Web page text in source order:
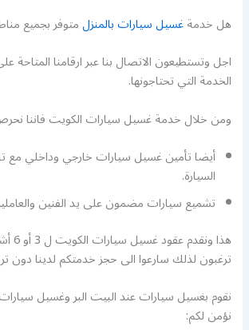
هل خدمةغسيل سيارات بالمنزلمتوفر بجميع
اجل وتستطيعون الاتصال بنا عبر ارقامنا المتاحة
الخدمة التي تحتاجونها.
ومن خلال خدمة غسيل سيارات الكويت فاننا
أيضا تأمين غسيل سيارات خارجي وداخلي
السيارة.
تشميع سيارات مضمون على يد الفنين
هذا
ترغبون لذلك سارعوا الى حجز خدمتكم لدينا دون
نقوم بغسيل سيارات عند البيت البر وغسيل
نؤمن لكم: